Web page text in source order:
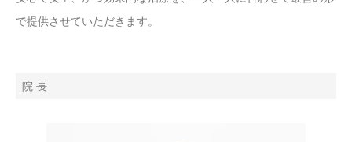
で提供させていただきます。
院 長